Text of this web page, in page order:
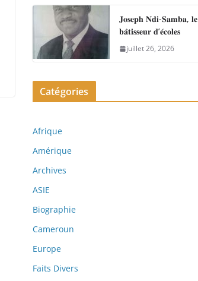
𝐉𝐨𝐬𝐞𝐩𝐡 𝐍𝐝𝐢-𝐒𝐚𝐦𝐛𝐚, 𝐥𝐞
𝐛𝐚̂𝐭𝐢𝐬𝐬𝐞𝐮𝐫 𝐝’𝐞́𝐜𝐨𝐥𝐞𝐬
juillet 26, 2026
Catégories
Afrique
Amérique
Archives
ASIE
Biographie
Cameroun
Europe
Faits Divers